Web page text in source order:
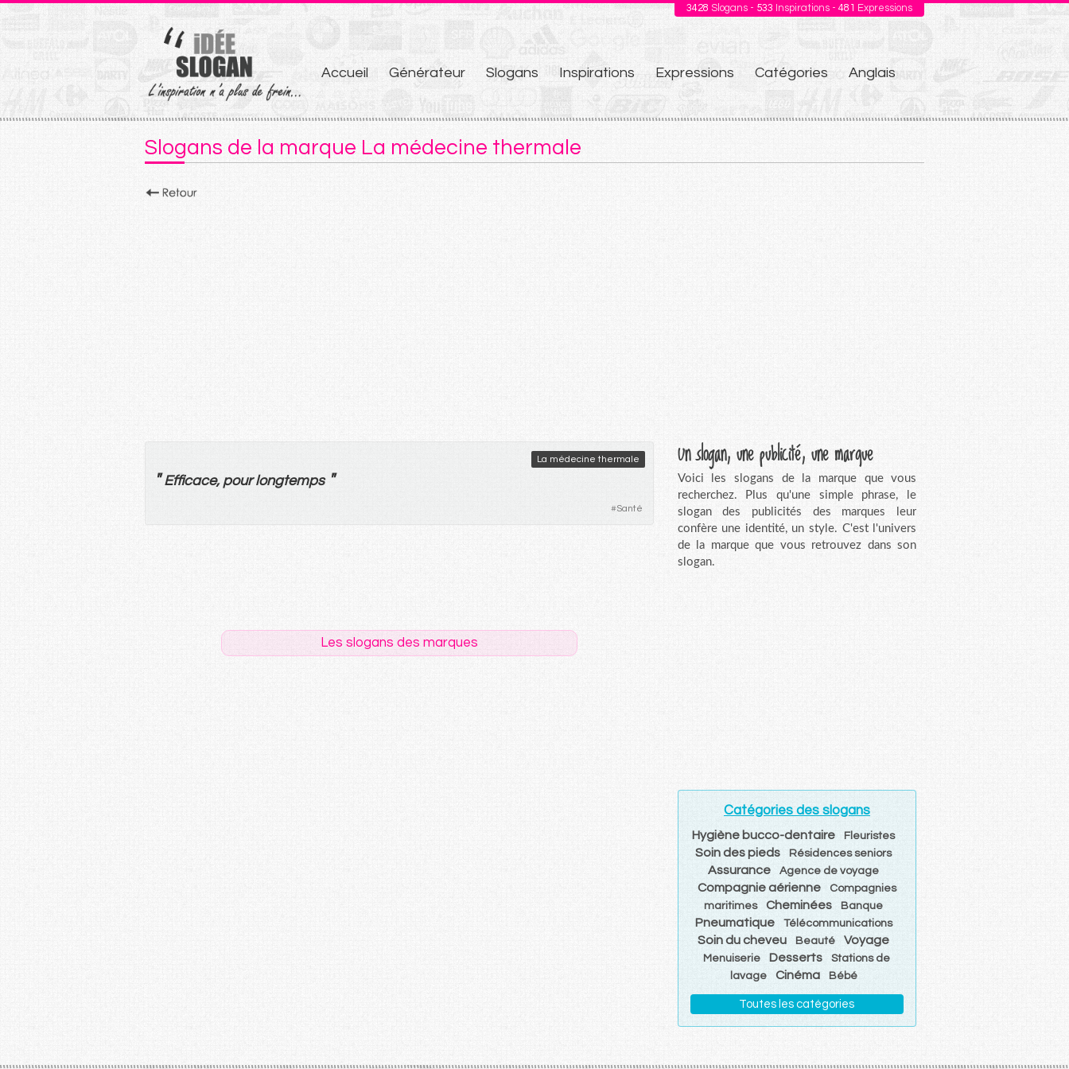
3428 Slogans - 533 Inspirations - 481 Expressions
Aller
au
contenu
Accueil Générateur Slogans Inspirations Expressions Catégories Anglais
Slogans de la marque La médecine thermale
La médecine thermale
" Efficace, pour longtemps "
#Santé
Les slogans des marques
Un slogan, une publicité, une marque
Voici les slogans de la marque que vous
recherchez. Plus qu'une simple phrase, le
slogan des publicités des marques leur
confère une identité, un style. C'est l'univers
de la marque que vous retrouvez dans son
slogan.
Catégories des slogans
Hygiène bucco-dentaire Fleuristes
Soin des pieds Résidences seniors
Assurance Agence de voyage
Compagnie aérienne
Compagnies
maritimes
Cheminées Banque
Pneumatique Télécommunications
Soin du cheveu Beauté Voyage
Menuiserie Desserts
Stations de
lavage
Cinéma Bébé
Toutes les catégories